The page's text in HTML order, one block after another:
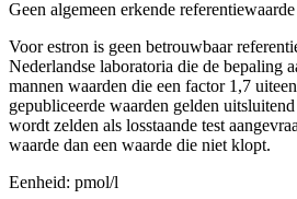
Geen algemeen erkende referentiewaarde
Voor estron is geen betrouwbaar
Nederlandse laboratoria die de bepaling
mannen waarden die een factor 1,7
gepubliceerde waarden gelden
wordt zelden als losstaande test
waarde dan een waarde die niet klopt.
Eenheid: pmol/l